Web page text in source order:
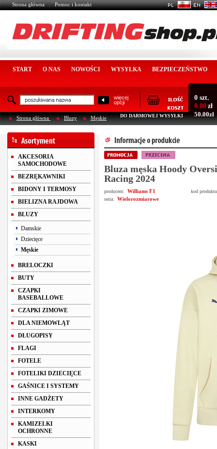
Strona główna Pomoc i kontakt
START O NAS NOWOŚCI WYSYŁKA BEZPIECZEŃSTWO
więcej
opcji
0 szt.
0.00 zł
DO DARMOWEJ WYSYŁKI 50.00zł
Strona główna Bluzy Męskie
AKCESORIA
SAMOCHODOWE
BEZRĘKAWNIKI
BIDONY I TERMOSY
BIELIZNA RAJDOWA
BLUZY
Damskie
Dziecięce
Męskie
BRELOCZKI
BUTY
CZAPKI
BASEBALLOWE
CZAPKI ZIMOWE
DLA NIEMOWLĄT
DŁUGOPISY
FLAGI
FOTELE
FOTELIKI DZIECIĘCE
GAŚNICE I SYSTEMY
INNE GADŻETY
INTERKOMY
KAMIZELKI
OCHRONNE
KASKI
Bluza męska Hoody
Racing 2024
producent: Williams F1
kod
seria:
Wielorozmiarowe